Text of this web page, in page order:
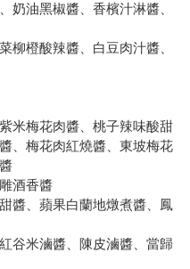
奶油黑椒醬、香檳汁淋醬、
柳橙酸辣醬、白豆肉汁醬、
米梅花肉醬、桃子辣味酸甜
、梅花肉紅燒醬、東坡梅花
酒香醬
醬、蘋果白蘭地燉煮醬、鳳
谷米滷醬、陳皮滷醬、當歸